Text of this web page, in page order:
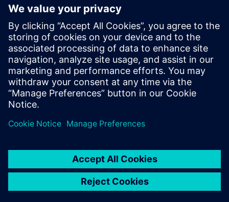
відходи шляхом стандартизації вхідних даних та
централізації всієї інформації на одній платформі.
Це покращує прозорість, забезпечує послідовність
між командами та дозволяє швидше та
впевненіше приймати рішення на основі надійних
даних.